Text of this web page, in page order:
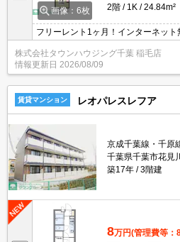
画像：6枚
2階
1K 24.84m²
フリーレント1ヶ月！インターネット
株式会社タウンハウジング千葉 稲毛店
情報更新日 2026/08/09
賃貸マンション レオパレスレフア
京成千葉線・千原
千葉県千葉市花見
築17年
3階建
8万円(管理費等：